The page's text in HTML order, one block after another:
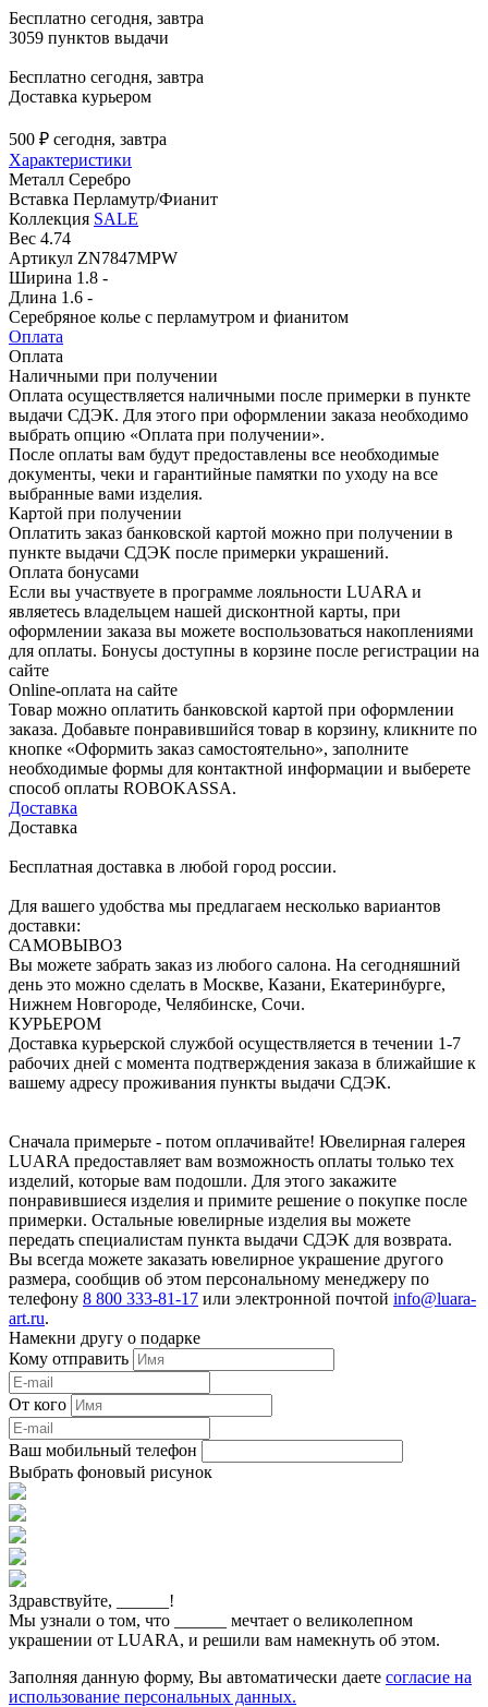
Бесплатно сегодня, завтра
3059 пунктов выдачи
Бесплатно сегодня, завтра
Доставка курьером
500 ₽ сегодня, завтра
Характеристики
Металл Серебро
Вставка Перламутр/Фианит
Коллекция SALE
Вес 4.74
Артикул ZN7847MPW
Ширина 1.8 -
Длина 1.6 -
Серебряное колье с перламутром и фианитом
Оплата
Оплата
Наличными при получении
Оплата осуществляется наличными после примерки в пункте
выдачи СДЭК. Для этого при оформлении заказа необходимо
выбрать опцию «Оплата при получении».
После оплаты вам будут предоставлены все необходимые
документы, чеки и гарантийные памятки по уходу на все
выбранные вами изделия.
Картой при получении
Оплатить заказ банковской картой можно при получении в
пункте выдачи СДЭК после примерки украшений.
Оплата бонусами
Если вы участвуете в программе лояльности LUARA и
являетесь владельцем нашей дисконтной карты, при
оформлении заказа вы можете воспользоваться накоплениями
для оплаты. Бонусы доступны в корзине после регистрации на
сайте
Online-оплата на сайте
Товар можно оплатить банковской картой при оформлении
заказа. Добавьте понравившийся товар в корзину, кликните по
кнопке «Оформить заказ самостоятельно», заполните
необходимые формы для контактной информации и выберете
способ оплаты ROBOKASSA.
Доставка
Доставка
Бесплатная доставка в любой город россии.
Для вашего удобства мы предлагаем несколько вариантов
доставки:
САМОВЫВОЗ
Вы можете забрать заказ из любого салона. На сегодняшний
день это можно сделать в Москве, Казани, Екатеринбурге,
Нижнем Новгороде, Челябинске, Сочи.
КУРЬЕРОМ
Доставка курьерской службой осуществляется в течении 1-7
рабочих дней с момента подтверждения заказа в ближайшие к
вашему адресу проживания пункты выдачи СДЭК.
Сначала примерьте - потом оплачивайте! Ювелирная галерея
LUARA предоставляет вам возможность оплаты только тех
изделий, которые вам подошли. Для этого закажите
понравившиеся изделия и примите решение о покупке после
примерки. Остальные ювелирные изделия вы можете
передать специалистам пункта выдачи СДЭК для возврата.
Вы всегда можете заказать ювелирное украшение другого
размера, сообщив об этом персональному менеджеру по
телефону 8 800 333-81-17 или электронной почтой info@luara-
art.ru.
Намекни другу о подарке
Кому отправить
От кого
Ваш мобильный телефон
Выбрать фоновый рисунок
Здравствуйте,
!
Мы узнали о том, что
мечтает о великолепном
украшении от LUARA, и решили вам намекнуть об этом.
Заполняя данную форму, Вы автоматически даете согласие на
использование персональных данных.